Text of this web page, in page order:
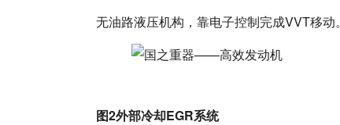
无油路液压机构，靠电子控制完成VVT移动。
图2外部冷却EGR系统